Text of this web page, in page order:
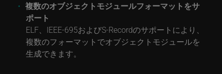
複数のオブジェクトモジュールフォーマットをサ
ポート
ELF、IEEE-695およびS-Recordのサポートにより、
複数のフォーマットでオブジェクトモジュールを
生成できます。